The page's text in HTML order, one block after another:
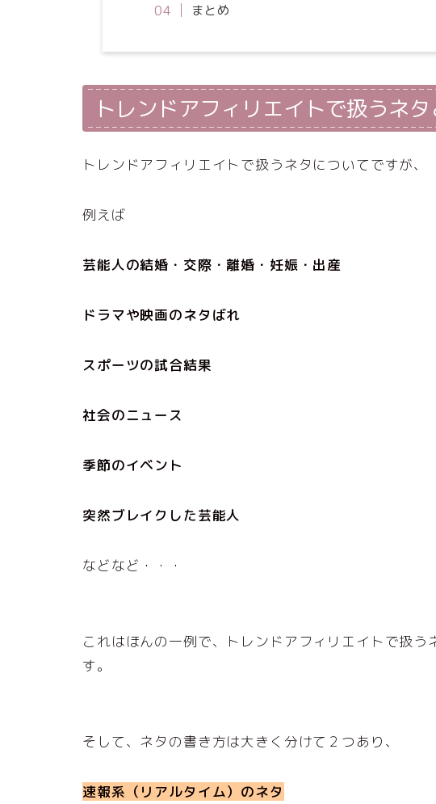
まとめ
トレンドアフィリエイトで扱うネタ
トレンドアフィリエイトで扱うネタについてですが、
例えば
芸能人の結婚・交際・離婚・妊娠・出産
ドラマや映画のネタばれ
スポーツの試合結果
社会のニュース
季節のイベント
突然ブレイクした芸能人
などなど・・・
これはほんの一例で、トレンドアフィリエイトで扱
す。
そして、ネタの書き方は大きく分けて２つあり、
速報系（リアルタイム）のネタ